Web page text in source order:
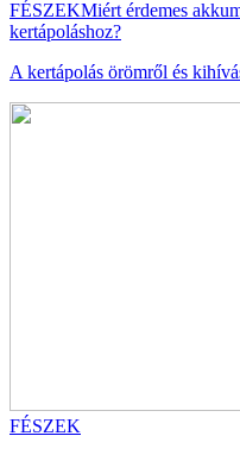
FÉSZEKMiért érdemes
kertápoláshoz?
A kertápolás örömről és
FÉSZEK